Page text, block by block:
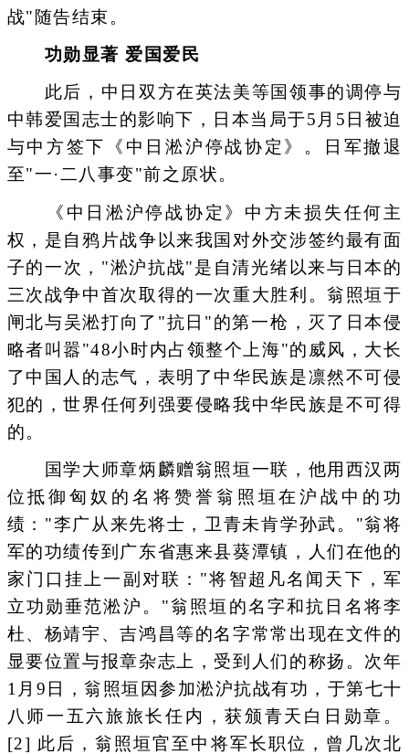
战"随告结束。
功勋显著 爱国爱民
此后，中日双方在英法美等国领事的调停与
中韩爱国志士的影响下，日本当局于5月5日被迫
与中方签下《中日淞沪停战协定》。日军撤退
至"一·二八事变"前之原状。
《中日淞沪停战协定》中方未损失任何主
权，是自鸦片战争以来我国对外交涉签约最有面
子的一次，"淞沪抗战"是自清光绪以来与日本的
三次战争中首次取得的一次重大胜利。翁照垣于
闸北与吴淞打向了"抗日"的第一枪，灭了日本侵
略者叫嚣"48小时内占领整个上海"的威风，大长
了中国人的志气，表明了中华民族是凛然不可侵
犯的，世界任何列强要侵略我中华民族是不可得
的。
国学大师章炳麟赠翁照垣一联，他用西汉两
位抵御匈奴的名将赞誉翁照垣在沪战中的功
绩："李广从来先将士，卫青未肯学孙武。"翁将
军的功绩传到广东省惠来县葵潭镇，人们在他的
家门口挂上一副对联："将智超凡名闻天下，军
立功勋垂范淞沪。"翁照垣的名字和抗日名将李
杜、杨靖宇、吉鸿昌等的名字常常出现在文件的
显要位置与报章杂志上，受到人们的称扬。次年
1月9日，翁照垣因参加淞沪抗战有功，于第七十
八师一五六旅旅长任内，获颁青天白日勋章。
[2] 此后，翁照垣官至中将军长职位，曾几次北